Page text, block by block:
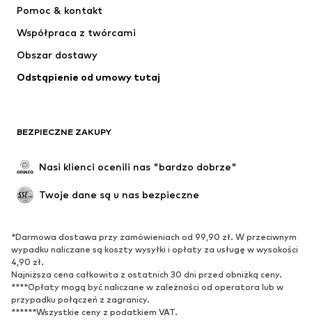
Kurtki
Bielizna
Płaszcze
Spódnice
Specjalne okazje
Ekskluzywne
Nowości
Na czasie
Trampki & sneakersy
Czółenka & buty na obcasie
Kozaki
Sandały
Pomoc & kontakt
Współpraca z twórcami
Obszar dostawy
Odstąpienie od umowy tutaj
BEZPIECZNE ZAKUPY
Nasi klienci ocenili nas "bardzo dobrze"
Twoje dane są u nas bezpieczne
*Darmowa dostawa przy zamówieniach od 99,90 zł. W przeciwnym
wypadku naliczane są koszty wysyłki i opłaty za usługę w wysokości
4,90 zł.
Najniższa cena całkowita z ostatnich 30 dni przed obniżką ceny.
****Opłaty mogą być naliczane w zależności od operatora lub w
przypadku połączeń z zagranicy.
******Wszystkie ceny z podatkiem VAT.